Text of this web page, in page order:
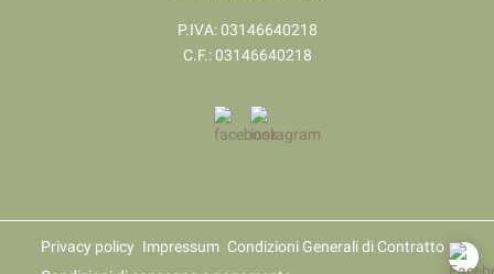
P.IVA: 03146640218
​​​​​​​C.F.: 03146640218
Privacy policy Impressum Condizioni Generali di Contratto